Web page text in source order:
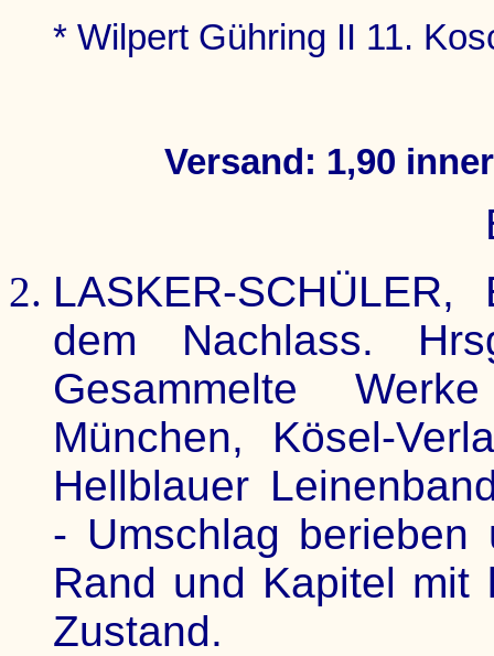
* Wilpert Gühring II 11.
Versand: 1,90
LASKER-
dem Nachlass.
Gesammelte
München, Kösel-
Hellblauer
- Umschlag
Rand und Kapitel mit
Zustand.